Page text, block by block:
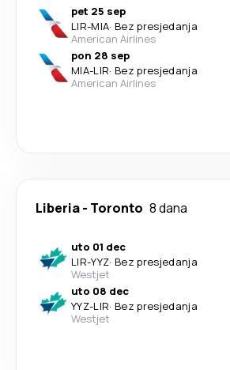
pet 25 sep
LIR-MIA· Bez presjedanja
American Airlines
pon 28 sep
MIA-LIR· Bez presjedanja
American Airlines
Liberia- Toronto 8 dana
uto 01 dec
LIR-YYZ· Bez presjedanja
Westjet
uto 08 dec
YYZ-LIR· Bez presjedanja
Westjet